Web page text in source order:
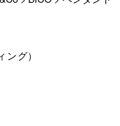
グ）